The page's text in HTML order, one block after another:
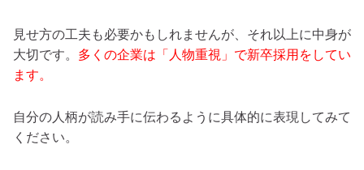
見せ方の工夫も必要かもしれませんが、それ以上に中身が
大切です。 多くの企業は「人物重視」で新卒採用をしてい
ます。
自分の人柄が読み手に伝わるように具体的に表現してみて
ください。